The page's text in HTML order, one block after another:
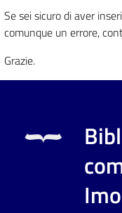
Cosa
puoi
fare
contenuti
Se sei sicuro di aver
comunque un errore,
Grazie.